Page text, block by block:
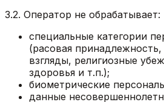
3.2. Оператор не обрабатывает:
специальные категории
(расовая принадлежность,
взгляды, религиозные
здоровья и т.п.);
биометрические
данные